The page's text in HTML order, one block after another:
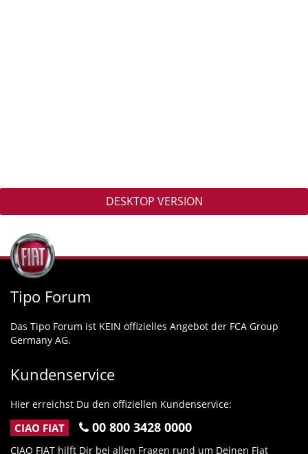
DESKTOP VERSION
Tipo Forum
Das Tipo Forum ist KEIN offizielles Angebot der FCA Group
Germany AG.
Kundenservice
Hier erreichst Du den offiziellen Kundenservice:
CIAO FIAT 00 800 3428 0000
CIAO FIAT hilft Dir bei allen Fragen rund um Deinen Fiat